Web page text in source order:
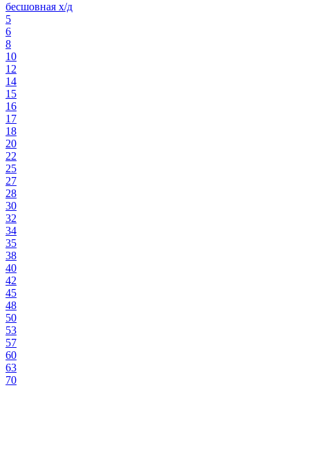
бесшовная х/д
5
6
8
10
12
14
15
16
17
18
20
22
25
27
28
30
32
34
35
38
40
42
45
48
50
53
57
60
63
70